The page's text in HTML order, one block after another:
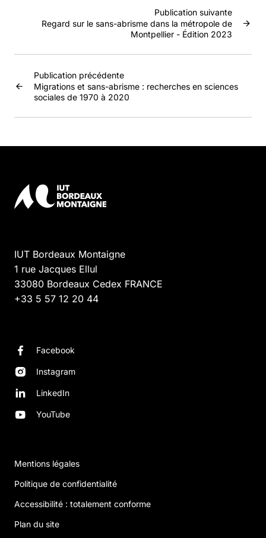
Publication précédente
Migrations et sans-abrisme : recherches en sciences
sociales de 1970 à 2020
Publication suivante
Regard sur le sans-abrisme dans la métropole de
Montpellier - Édition 2023
IUT Bordeaux Montaigne
1 rue Jacques Ellul
33080 Bordeaux Cedex FRANCE
+33 5 57 12 20 44
Facebook
Instagram
LinkedIn
YouTube
Mentions légales
Politique de confidentialité
Accessibilité : totalement conforme
Plan du site